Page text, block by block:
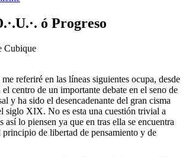
ó Progreso
Cubique
referiré en las líneas siguientes ocupa, desde
centro de un importante debate en el seno de
y ha sido el desencadenante del gran cisma
siglo XIX. No es esta una cuestión trivial a
así lo piensen ya que en tras ella se encuentra
de libertad de pensamiento y de